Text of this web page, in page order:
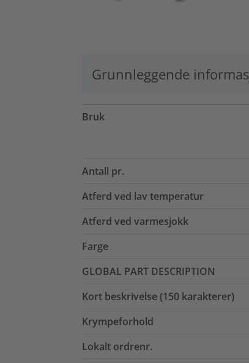
Grunnleggende
Bruk
Antall pr.
Atferd ved lav temperatur
Atferd ved varmesjokk
Farge
GLOBAL PART DESCRIPTION
Kort beskrivelse (150 karakterer)
Krympeforhold
Lokalt ordrenr.